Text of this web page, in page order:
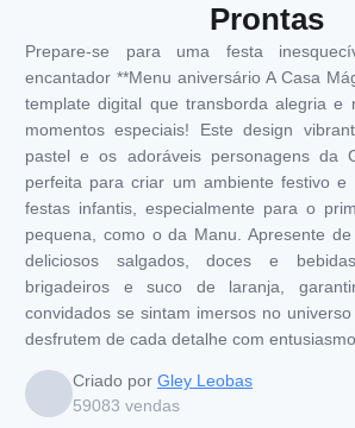
Prontas
Prepare-se para uma festa
encantador **Menu aniversário A Casa
template digital que transborda alegria e
momentos especiais! Este design
pastel e os adoráveis personagens da
perfeita para criar um ambiente festivo e
festas infantis, especialmente para o
pequena, como o da Manu. Apresente
deliciosos salgados, doces e
brigadeiros e suco de laranja,
convidados se sintam imersos no
desfrutem de cada detalhe com entusiasmo.
Criado por Gley Leobas
59083 vendas